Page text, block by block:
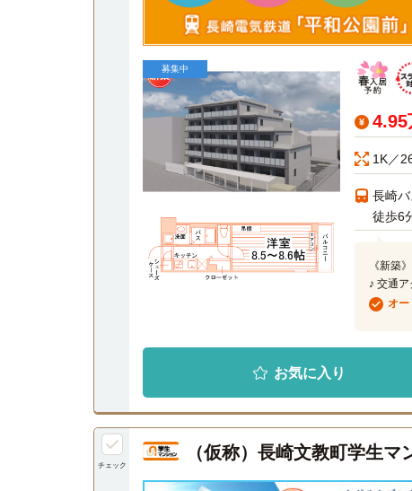
募集中
4.95
1K／
長崎
徒歩6
《新築
♪ 交通
オー
お気に入り
チェック
（仮称）長崎文教町学生マ